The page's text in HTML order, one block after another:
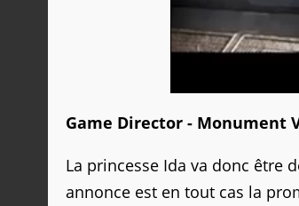
Game Director - Monument
La princesse Ida va donc être
annonce est en tout cas la